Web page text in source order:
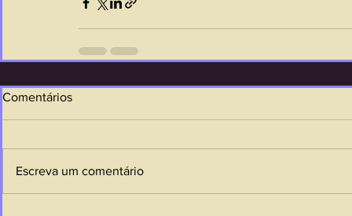
Comentários
Escreva um comentário